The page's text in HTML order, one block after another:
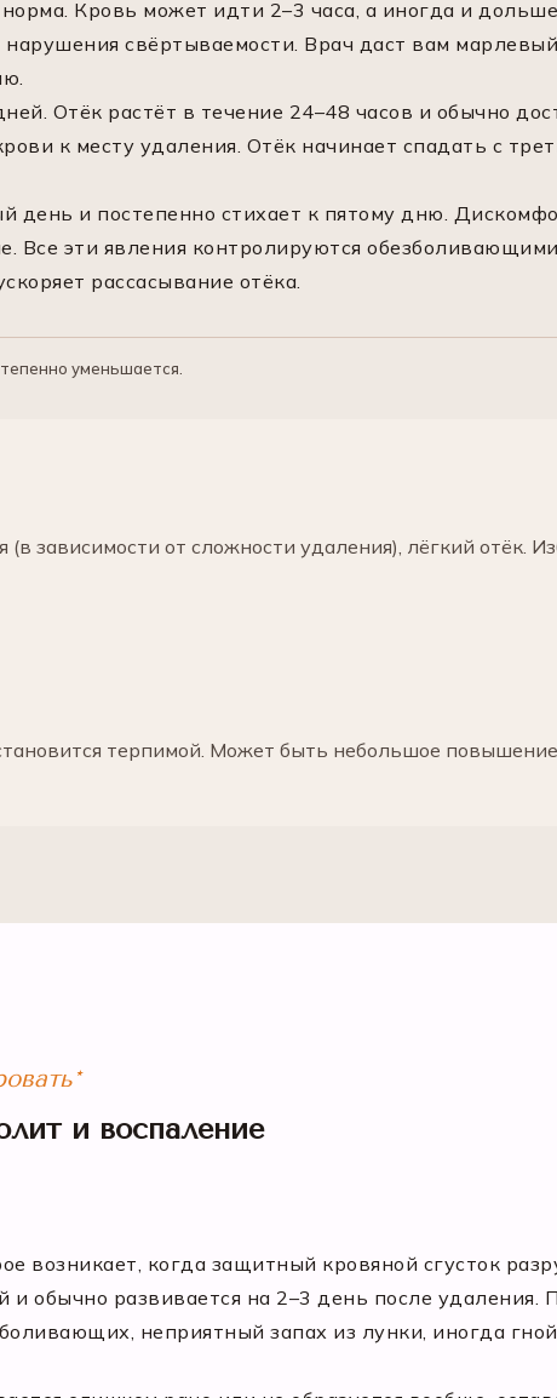
Кровь может идти 2–3 часа, а иногда и
свёртываемости. Врач даст вам
Отёк растёт в течение 24–48 часов и обычно
к месту удаления. Отёк начинает спадать с
день и постепенно стихает к пятому дню.
Все эти явления контролируются
рассасывание отёка.
уменьшается.
зависимости от сложности удаления), лёгкий отёк.
терпимой. Может быть небольшое
и воспаление
возникает, когда защитный кровяной сгусток
обычно развивается на 2–3 день после удаления.
неприятный запах из лунки, иногда